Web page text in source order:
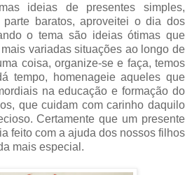
ideias de presentes simples,
baratos, aproveitei o dia dos
o tema são ideias ótimas que
variadas situações ao longo de
coisa, organize-se e faça, temos
tempo, homenageie aqueles que
na educação e formação do
que cuidam com carinho daquilo
Certamente que um presente
feito com a ajuda dos nossos filhos
mais especial.